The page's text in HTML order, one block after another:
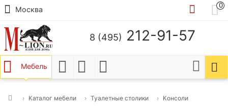
Москва
0
8 (495) 212-91-57
Мебель
Каталог мебели Туалетные столики Консоли